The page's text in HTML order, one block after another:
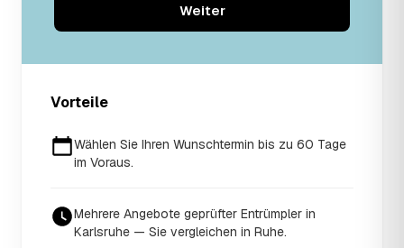
Weiter
Vorteile
Wählen Sie Ihren Wunschtermin bis zu 60 Tage
im Voraus.
Mehrere Angebote geprüfter Entrümpler in
Karlsruhe — Sie vergleichen in Ruhe.